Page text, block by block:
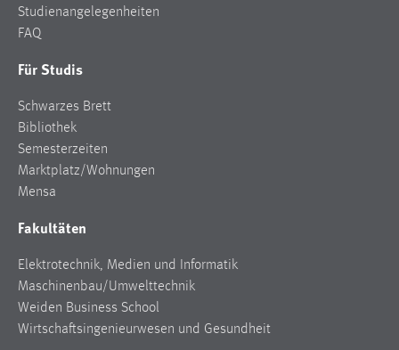
Studienangelegenheiten
FAQ
Für Studis
Schwarzes Brett
Bibliothek
Semesterzeiten
Marktplatz/Wohnungen
Mensa
Fakultäten
Elektrotechnik, Medien und Informatik
Maschinenbau/Umwelttechnik
Weiden Business School
Wirtschaftsingenieurwesen und Gesundheit